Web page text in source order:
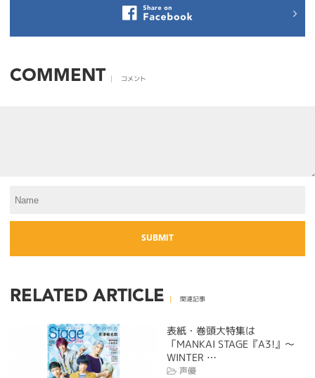
COMMENT コメント
RELATED ARTICLE 関連記事
表紙・巻頭大特集は
「MANKAI STAGE『A3!』～
WINTER …
声優